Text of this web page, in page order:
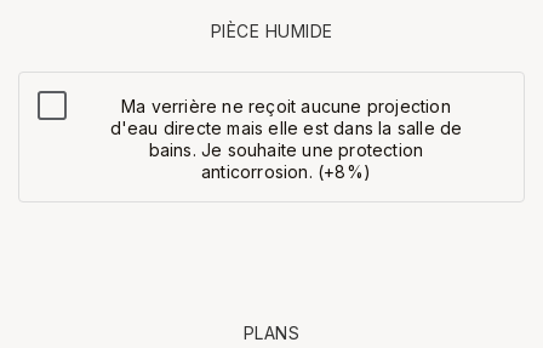
PIÈCE HUMIDE
Ma verrière ne reçoit aucune projection
d'eau directe mais elle est dans la salle de
bains. Je souhaite une protection
anticorrosion. (+8%)
PLANS